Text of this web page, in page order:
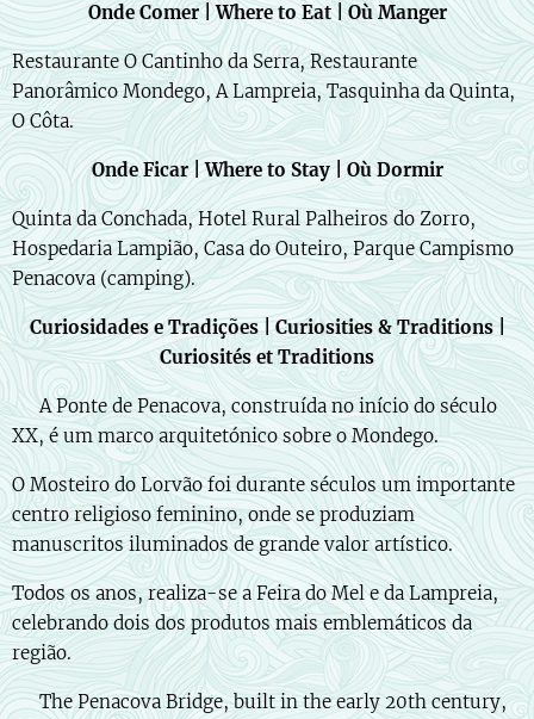
Onde Comer | Where to Eat | Où Manger
Restaurante O Cantinho da Serra, Restaurante
Panorâmico Mondego, A Lampreia, Tasquinha da Quinta,
O Côta.
Onde Ficar | Where to Stay | Où Dormir
Quinta da Conchada, Hotel Rural Palheiros do Zorro,
Hospedaria Lampião, Casa do Outeiro, Parque Campismo
Penacova (camping).
Curiosidades e Tradições | Curiosities & Traditions |
Curiosités et Traditions
🇵🇹 A Ponte de Penacova, construída no início do século
XX, é um marco arquitetónico sobre o Mondego.
O Mosteiro do Lorvão foi durante séculos um importante
centro religioso feminino, onde se produziam
manuscritos iluminados de grande valor artístico.
Todos os anos, realiza-se a Feira do Mel e da Lampreia,
celebrando dois dos produtos mais emblemáticos da
região.
🇬🇧 The Penacova Bridge, built in the early 20th century,